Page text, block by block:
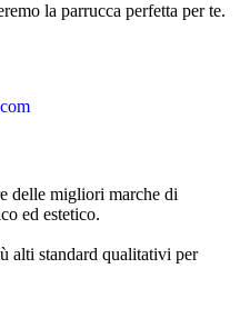
la parrucca perfetta per te.
delle migliori marche di
ed estetico.
alti standard qualitativi per